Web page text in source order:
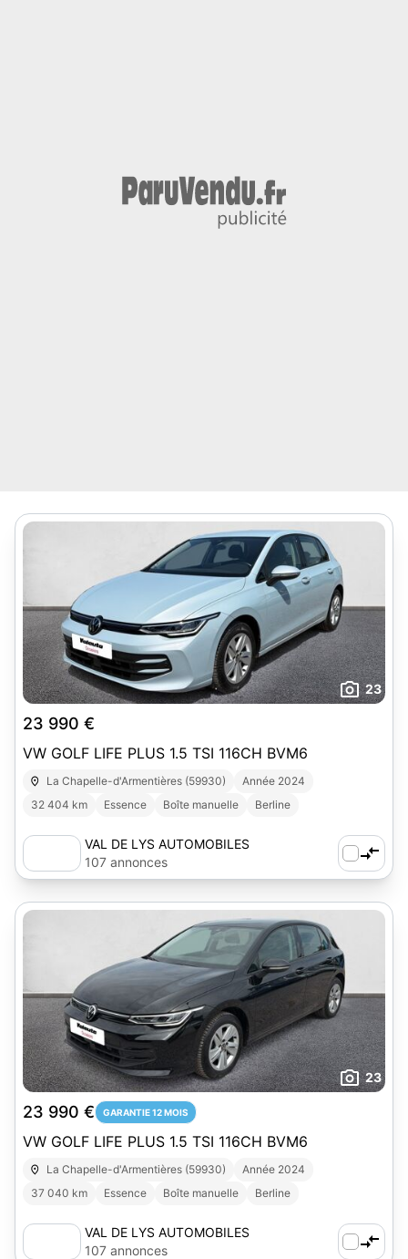
23
23 990 €
VW GOLF LIFE PLUS 1.5 TSI 116CH BVM6
La Chapelle-d'Armentières (59930)
Année 2024
32 404 km
Essence Boîte manuelle Berline
VAL DE LYS AUTOMOBILES
107 annonces
23
23 990 € GARANTIE 12 MOIS
VW GOLF LIFE PLUS 1.5 TSI 116CH BVM6
La Chapelle-d'Armentières (59930)
Année 2024
37 040 km
Essence Boîte manuelle Berline
VAL DE LYS AUTOMOBILES
107 annonces